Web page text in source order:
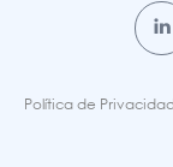
Política de